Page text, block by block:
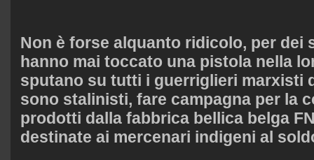
Non è forse alquanto ridicolo, per dei
hanno mai toccato una pistola nella
sputano su tutti i guerriglieri marxisti
sono stalinisti, fare campagna per la
prodotti dalla fabbrica bellica belga
destinate ai mercenari indigeni al